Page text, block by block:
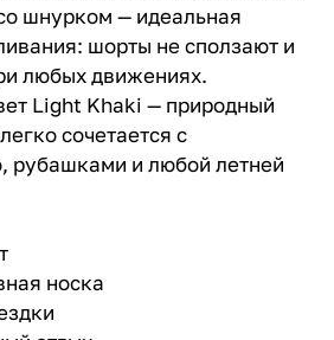
шнурком — идеальная
шорты не сползают и
любых движениях.
Light Khaki — природный
сочетается с
рубашками и любой летней
носка